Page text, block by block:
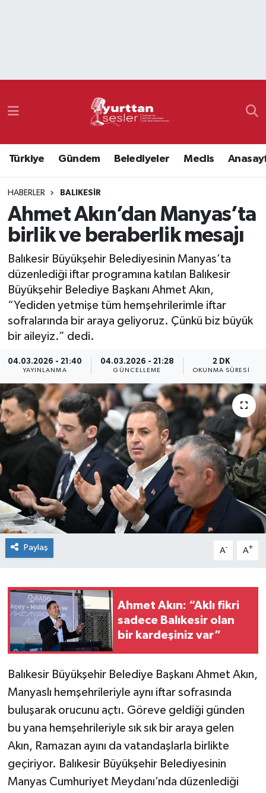
Türkiye Gündem Belediyeler Meclis
HABERLER BALIKESIR
Ahmet Akın’dan Manyas’ta
birlik ve beraberlik mesajı
Balıkesir Büyükşehir Belediyesinin Manyas’ta
düzenlediği iftar programına katılan Balıkesir
Büyükşehir Belediye Başkanı Ahmet Akın,
“Yediden yetmişe tüm hemşehrilerimle iftar
sofralarında bir araya geliyoruz. Çünkü biz büyük
bir aileyiz.” dedi.
04.03.2026 - 21:40
YAYINLANMA
04.03.2026 - 21:28
GÜNCELLEME
2 DK
OKUNMA SÜRESI
Paylaş A- A+
Ahmet Akın: “Aklı fikri
sadece Balıkesir olan
bir kardeşiniz var”
Balıkesir Büyükşehir Belediye Başkanı Ahmet Akın,
Manyaslı hemşehrileriyle aynı iftar sofrasında
buluşarak orucunu açtı. Göreve geldiği günden
bu yana hemşehrileriyle sık sık bir araya gelen
Akın, Ramazan ayını da vatandaşlarla birlikte
geçiriyor. Balıkesir Büyükşehir Belediyesinin
Manyas Cumhuriyet Meydanı’nda düzenlediği
Namaz Vakitleri
Süper Lig Puan Durumu ve Fikstür
Tüm Manşetler
Son Dakika Haberleri
Haber Arşivi